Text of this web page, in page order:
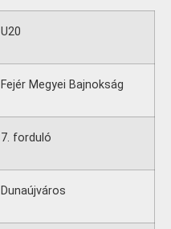
U20
Fejér Megyei Bajnokság
7. forduló
Dunaújváros